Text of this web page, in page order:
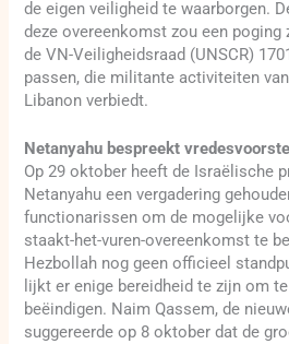
de eigen veiligheid te waarborgen.
deze overeenkomst zou een
de VN-Veiligheidsraad (UNSCR)
passen, die militante activiteiten
Libanon verbiedt.
Netanyahu bespreekt vredesvoorstel
Op 29 oktober heeft de Israëlische
Netanyahu een vergadering
functionarissen om de mogelijke
staakt-het-vuren-overeenkomst te
Hezbollah nog geen officieel
lijkt er enige bereidheid te zijn om
beëindigen. Naim Qassem, de
suggereerde op 8 oktober dat de